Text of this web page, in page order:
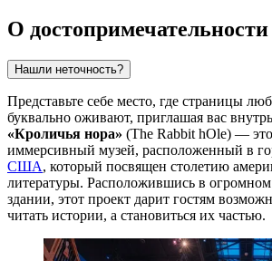
О достопримечательности
Нашли неточность?
Представьте себе место, где страницы
буквально оживают, приглашая вас
«Кроличья нора» (The Rabbit hOle) —
иммерсивный музей, расположенный в
США, который посвящен столетию
литературы. Расположившись в
здании, этот проект дарит гостям
читать истории, а становиться их частью.